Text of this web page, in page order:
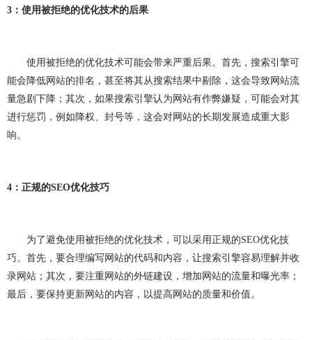
做小程序 企业小程序开发
小程序开发费用 成都小程序开发 小程序定制开发
小程序制作 小程序开发问题 小程序 团队介绍
3 ：使用被拒绝的优化技术的后果
使用被拒绝的优化技术可能会带来严重后果。首先，搜索引擎可
能会降低网站的排名，甚至将其从搜索结果中剔除，这会导致网站流
量急剧下降；其次，如果搜索引擎认为网站有作弊嫌疑，可能会对其
进行惩罚，例如降权、封号等，这会对网站的长期发展造成重大影
响。
4 ：正规的SEO优化技巧
为了避免使用被拒绝的优化技术，可以采用正规的SEO优化技
巧。首先，要合理编写网站的代码和内容，让搜索引擎容易理解并收
录网站；其次，要注重网站的外链建设，增加网站的流量和曝光率；
最后，要保持更新网站的内容，以提高网站的质量和价值。